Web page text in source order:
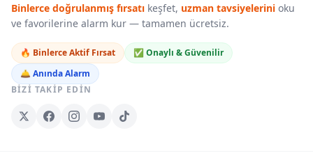
Binlerce doğrulanmış fırsatı keşfet, uzman tavsiyelerini oku
ve favorilerine alarm kur — tamamen ücretsiz.
🔥 Binlerce Aktif Fırsat
✅ Onaylı & Güvenilir
🛎️ Anında Alarm
BIZI TAKIP EDIN